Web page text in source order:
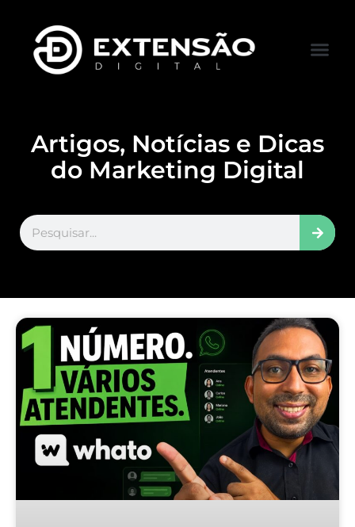
Artigos, Notícias e Dicas
do Marketing Digital